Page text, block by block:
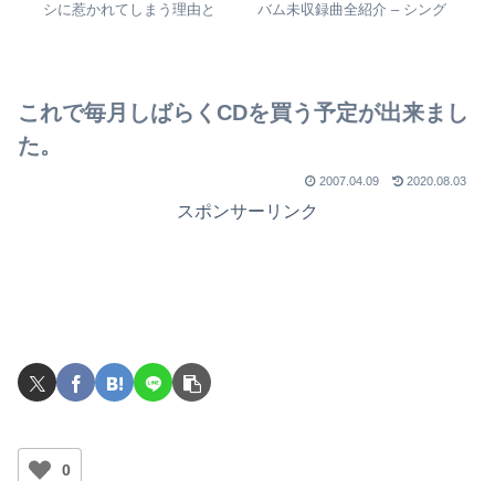
シに惹かれてしまう理由と
バム未収録曲全紹介 – シング
これで毎月しばらくCDを買う予定が出来まし
た。
2007.04.09 2020.08.03
スポンサーリンク
0